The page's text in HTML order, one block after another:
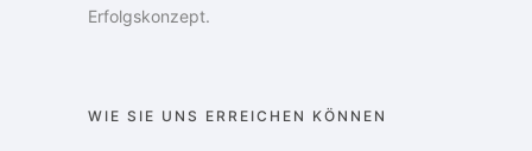
Erfolgskonzept.
WIE SIE UNS ERREICHEN KÖNNEN